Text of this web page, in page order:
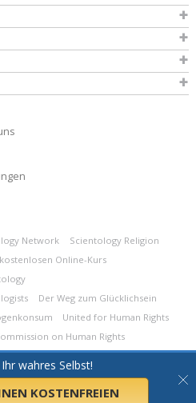
wahres Selbst!
KOSTENFREIEN
Network
Scientology Religion
Online-Kurs
Der Weg zum Glücklichsein
United for Human Rights
on Human Rights
Centre International.
Cookie-Erklärung•Nutzungsbedingungen